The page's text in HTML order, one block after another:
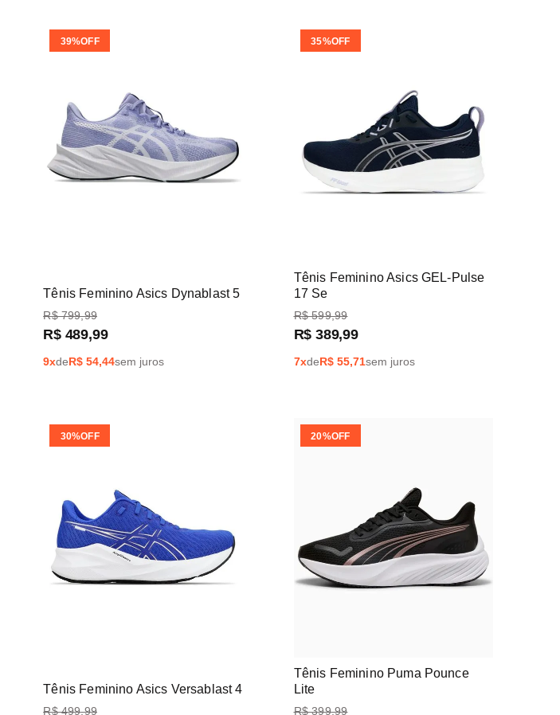
Tênis Feminino Asics Dynablast 5
39%OFF
R$ 799,99
R$ 489,99
9xdeR$54,44sem juros
Tênis Feminino Asics GEL-Pulse
17 Se
35%OFF
R$ 599,99
R$ 389,99
7xdeR$ 55,71sem juros
Tênis Feminino Asics Versablast 4
30%OFF
R$ 499,99
Tênis Feminino Puma Pounce
Lite
20%OFF
R$ 399,99